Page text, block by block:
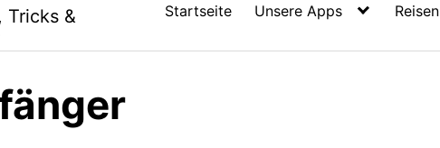
Tricks &
Startseite Unsere Apps Reisen